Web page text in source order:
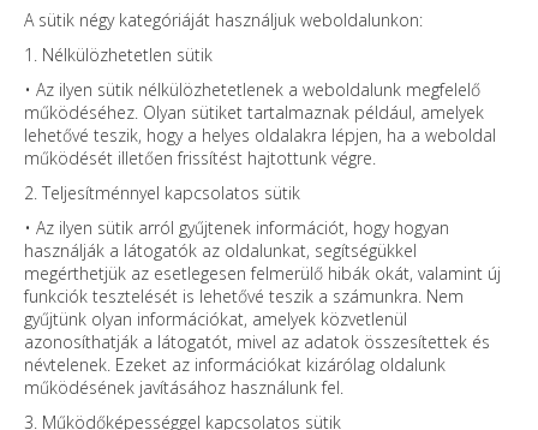
A sütik négy kategóriáját használjuk weboldalunkon:
1. Nélkülözhetetlen sütik
• Az ilyen sütik nélkülözhetetlenek a weboldalunk megfelelő
működéséhez. Olyan sütiket tartalmaznak például, amelyek
lehetővé teszik, hogy a helyes oldalakra lépjen, ha a weboldal
működését illetően frissítést hajtottunk végre.
2. Teljesítménnyel kapcsolatos sütik
• Az ilyen sütik arról gyűjtenek információt, hogy hogyan
használják a látogatók az oldalunkat, segítségükkel
megérthetjük az esetlegesen felmerülő hibák okát, valamint új
funkciók tesztelését is lehetővé teszik a számunkra. Nem
gyűjtünk olyan információkat, amelyek közvetlenül
azonosíthatják a látogatót, mivel az adatok összesítettek és
névtelenek. Ezeket az információkat kizárólag oldalunk
működésének javításához használunk fel.
3. Működőképességgel kapcsolatos sütik